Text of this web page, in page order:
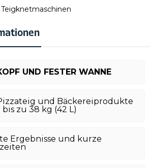
Teigknetmaschinen
UND FESTER WANNE
und Bäckereiprodukte
zu 38 kg (42 L)
Ergebnisse und kurze